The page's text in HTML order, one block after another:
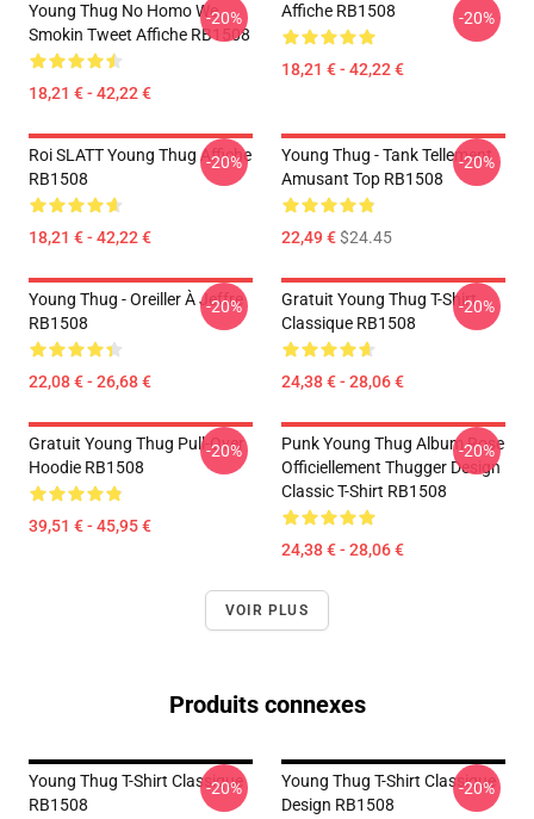
Young Thug No Homo We
Smokin Tweet Affiche RB1508
18,21 € - 42,22 €
-20% Affiche RB1508
18,21 € - 42,22 €
-20%
Roi SLATT Young Thug Affiche
RB1508
18,21 € - 42,22 €
-20%
Young Thug - Tank Tellement
Amusant Top RB1508
22,49 €$24.45
-20%
Young Thug - Oreiller À Jeffre
RB1508
22,08 € - 26,68 €
-20%
Gratuit Young Thug T-Shirt
Classique RB1508
24,38 € - 28,06 €
-20%
Gratuit Young Thug Pull-Over
Hoodie RB1508
39,51 € - 45,95 €
-20%
Punk Young Thug Album Rose
Officiellement Thugger Design
Classic T-Shirt RB1508
24,38 € - 28,06 €
-20%
VOIR PLUS
Produits connexes
Young Thug T-Shirt Classique
RB1508
-20%
Young Thug T-Shirt Classique
Design RB1508
-20%